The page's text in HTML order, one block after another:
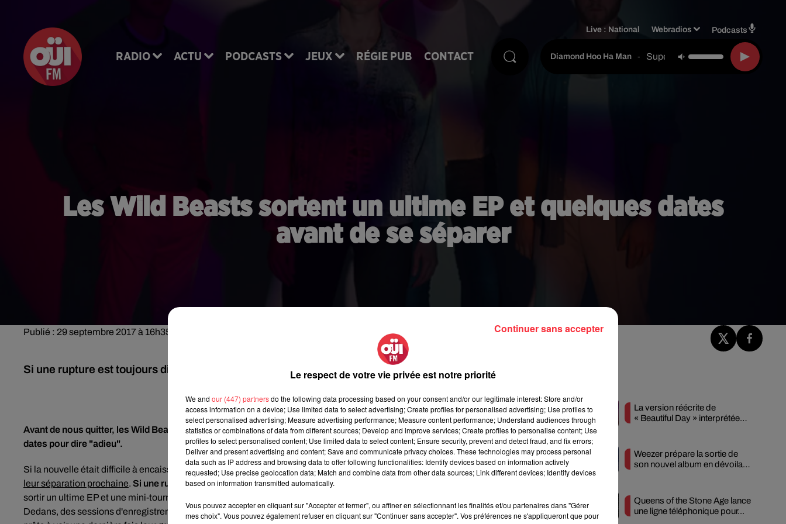
RADIO ACTU PODCASTS JEUX RÉGIE PUB CONTACT
Live : National Webradios Podcasts
Diamond Hoo Ha Man - Supergrass
Les Wild Beasts sortent un ultime EP et quelques dates
avant de se séparer
Publié : 29 septembre 2017 à 16h35 par Angèle Chatelier
Si une rupture est toujours difficile, celle-ci se fera en douceur.
Avant de nous quitter, les Wild Beasts continuent de nous faire vasciller : le groupe a annoncé un ultime EP et quelques
dates pour dire "adieu".
Si la nouvelle était difficile à encaisser, merci de nous offrir un peu de réconfort. LesWild Beasts , n'ont pas fait qu'annoncer
leur séparation prochaine. Si une rupture est toujours difficile, celle-ci se fera en douceur
sortir un ultime EP et une mini-tournée.
Dedans, des sessions d'enregistrement de leur tout dernier album,Boy King .Pour les fans français les plus hardcores ,
La version réécrite de
« Beautiful Day » interprétée
Weezer prépare la sortie de
son nouvel album en dévoilant
Queens of the Stone Age lance
une ligne téléphonique pour...
Le respect de votre vie privée est notre priorité
We and our (447) partnersdo the following data processing based on your consent and/or our legitimate interest: Store and/or
access information on a device; Use limited data to select advertising; Create profiles for personalised advertising; Use profiles to
select personalised advertising; Measure advertising performance; Measure content performance; Understand audiences through
statistics or combinations of data from different sources; Develop and improve services; Create profiles to personalise content; Use
profiles to select personalised content; Use limited data to select content; Ensure security, prevent and detect fraud, and fix errors;
Deliver and present advertising and content; Save and communicate privacy choices. These technologies may process personal
data such as IP address and browsing data to offer following functionalities: Identify devices based on information actively
requested; Use precise geolocation data; Match and combine data from other data sources; Link different devices; Identify devices
based on information transmitted automatically.
Vous pouvez accepter en cliquant sur "Accepter et fermer", ou affiner en sélectionnant les finalités et/ou partenaires dans "Gérer
mes choix". Vous pouvez également refuser en cliquant sur "Continuer sans accepter". Vos préférences ne s'appliqueront que pour
Continuer sans accepter